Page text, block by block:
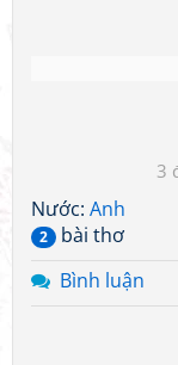
3
Nước: Anh
2
bài thơ
Bình luận